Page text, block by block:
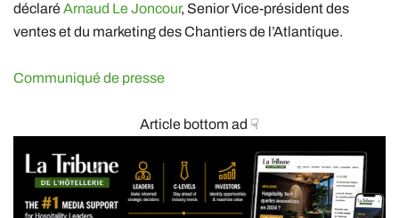
déclaréArnaud Le Joncour, Senior Vice-président des
ventes et du marketing des Chantiers de l’Atlantique.
Communiqué de presse
Article bottom ad ☟